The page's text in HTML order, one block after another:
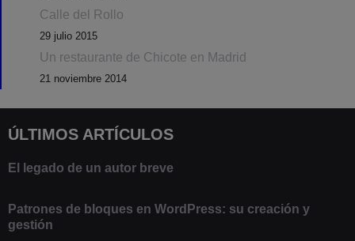
Calle del Rollo
29 julio 2015
Un restaurante de Chicote en Madrid
21 noviembre 2014
ÚLTIMOS ARTÍCULOS
El legado de un autor breve
Patrones de bloques en WordPress: su creación y
gestión